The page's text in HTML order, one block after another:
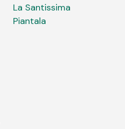
La Santissima
Piantala